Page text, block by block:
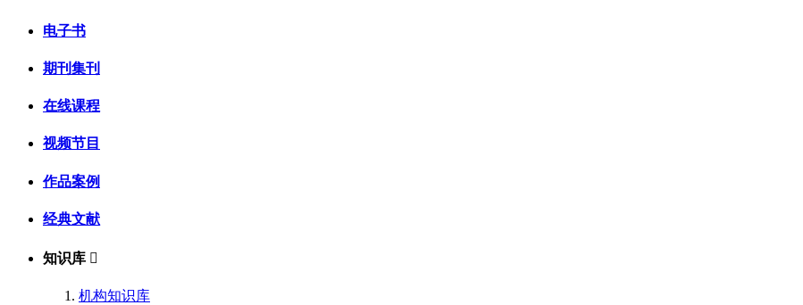
电子书
期刊集刊
在线课程
视频节目
作品案例
经典文献
知识库 
机构知识库